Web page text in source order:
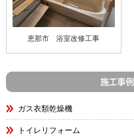
恵那市 浴室改修工事
施工事
ガス衣類乾燥機
トイレリフォーム